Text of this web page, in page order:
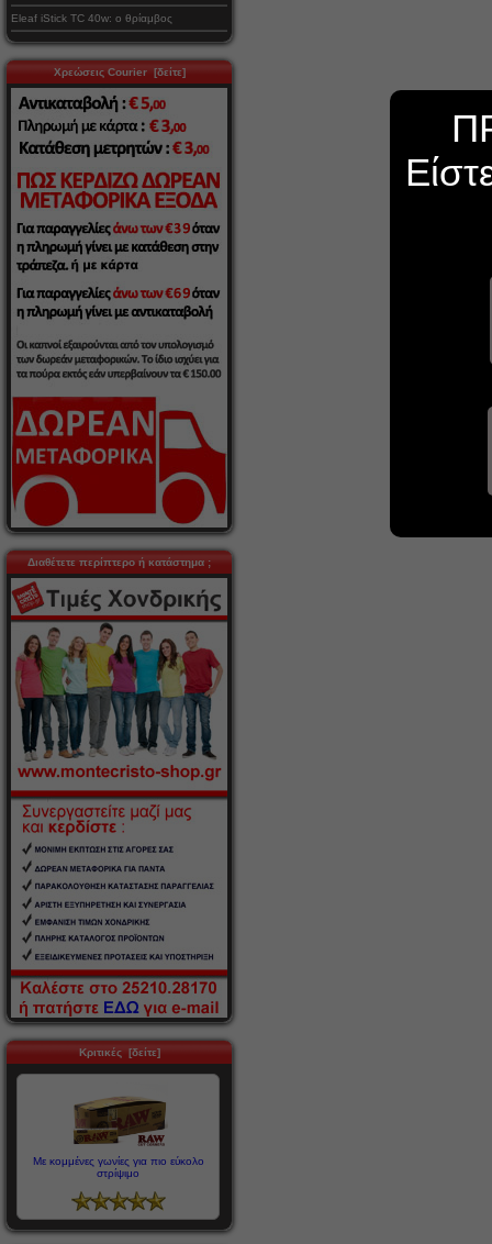
Eleaf iStick TC 40w: ο θρίαμβος
Χρεώσεις Courier [δείτε]
Διαθέτετε περίπτερο ή κατάστημα ;
Κριτικές [δείτε]
Με κομμένες γωνίες για πιο εύκολο
στρίψιμο